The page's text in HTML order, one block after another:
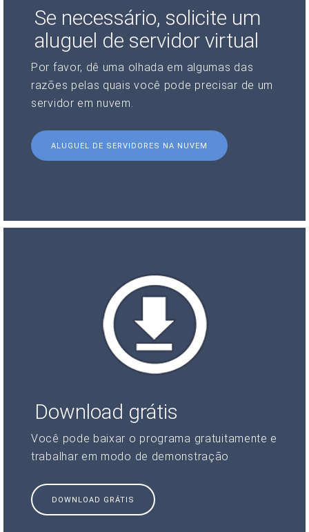
Se necessário, solicite um
aluguel de servidor virtual
Por favor, dê uma olhada em algumas das
razões pelas quais você pode precisar de um
servidor em nuvem.
ALUGUEL DE SERVIDORES NA NUVEM
Download grátis
Você pode baixar o programa gratuitamente e
trabalhar em modo de demonstração
DOWNLOAD GRÁTIS